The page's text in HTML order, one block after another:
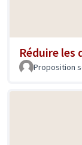
Réduire les
Proposition